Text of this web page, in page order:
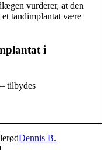
vurderer, at den
et tandimplantat være
i
tilbydes
Dennis B.